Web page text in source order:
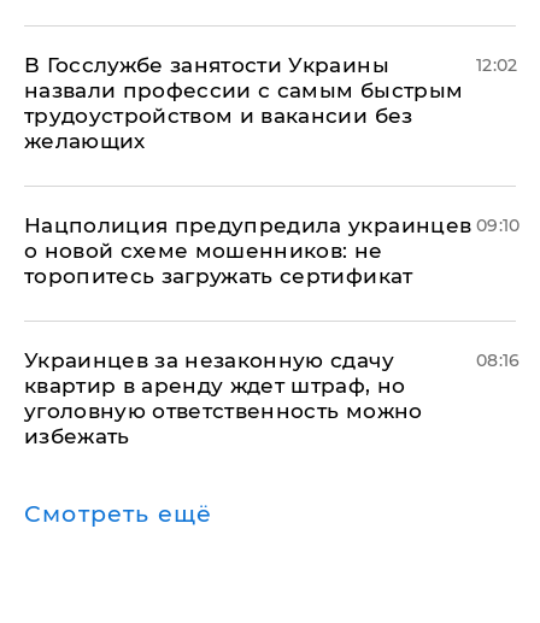
В Госслужбе занятости Украины
назвали профессии с самым быстрым
трудоустройством и вакансии без
желающих
12:02
Нацполиция предупредила украинцев
о новой схеме мошенников: не
торопитесь загружать сертификат
09:10
Украинцев за незаконную сдачу
квартир в аренду ждет штраф, но
уголовную ответственность можно
избежать
08:16
Смотреть ещё